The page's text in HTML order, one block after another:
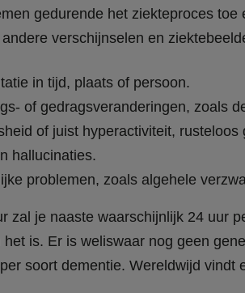
gedurende het ziekteproces
verschijnselen en
in tijd, plaats of persoon.
of gedragsveranderingen, zoals
of juist hyperactiviteit, rusteloos
hallucinaties.
problemen, zoals algehele
zal je naaste waarschijnlijk 24 uur
het is. Er is weliswaar nog geen
soort dementie. Wereldwijd